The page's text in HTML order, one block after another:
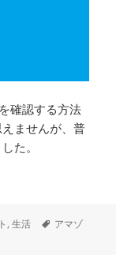
確認する方法
ませんが、普
た。
れたクーポンの残
,生活
タ
アマゾ
ントされたクーポンの